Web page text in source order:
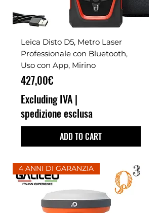
Leica Disto D5, Metro Laser
Professionale con Bluetooth,
Uso con App, Mirino
Price
427,00€
Excluding IVA |
spedizione esclusa
ADD TO CART
4 ANNI DI GARANZIA